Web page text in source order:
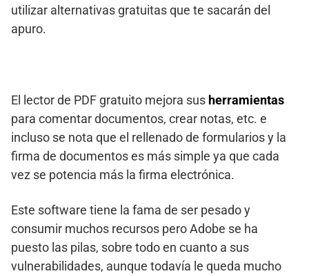
utilizar alternativas gratuitas que te sacarán del
apuro.
El lector de PDF gratuito mejora sus herramientas
para comentar documentos, crear notas, etc. e
incluso se nota que el rellenado de formularios y la
firma de documentos es más simple ya que cada
vez se potencia más la firma electrónica.
Este software tiene la fama de ser pesado y
consumir muchos recursos pero Adobe se ha
puesto las pilas, sobre todo en cuanto a sus
vulnerabilidades, aunque todavía le queda mucho